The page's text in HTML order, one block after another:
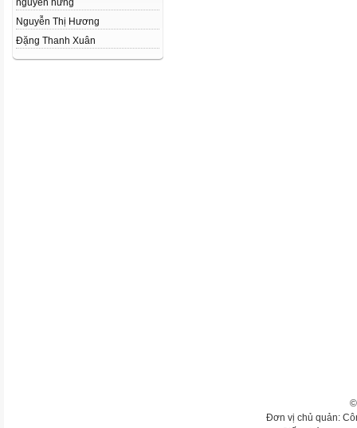
nguyễn hưng
Nguyễn Thị Hương
Đặng Thanh Xuân
Đơn vị chủ quản: